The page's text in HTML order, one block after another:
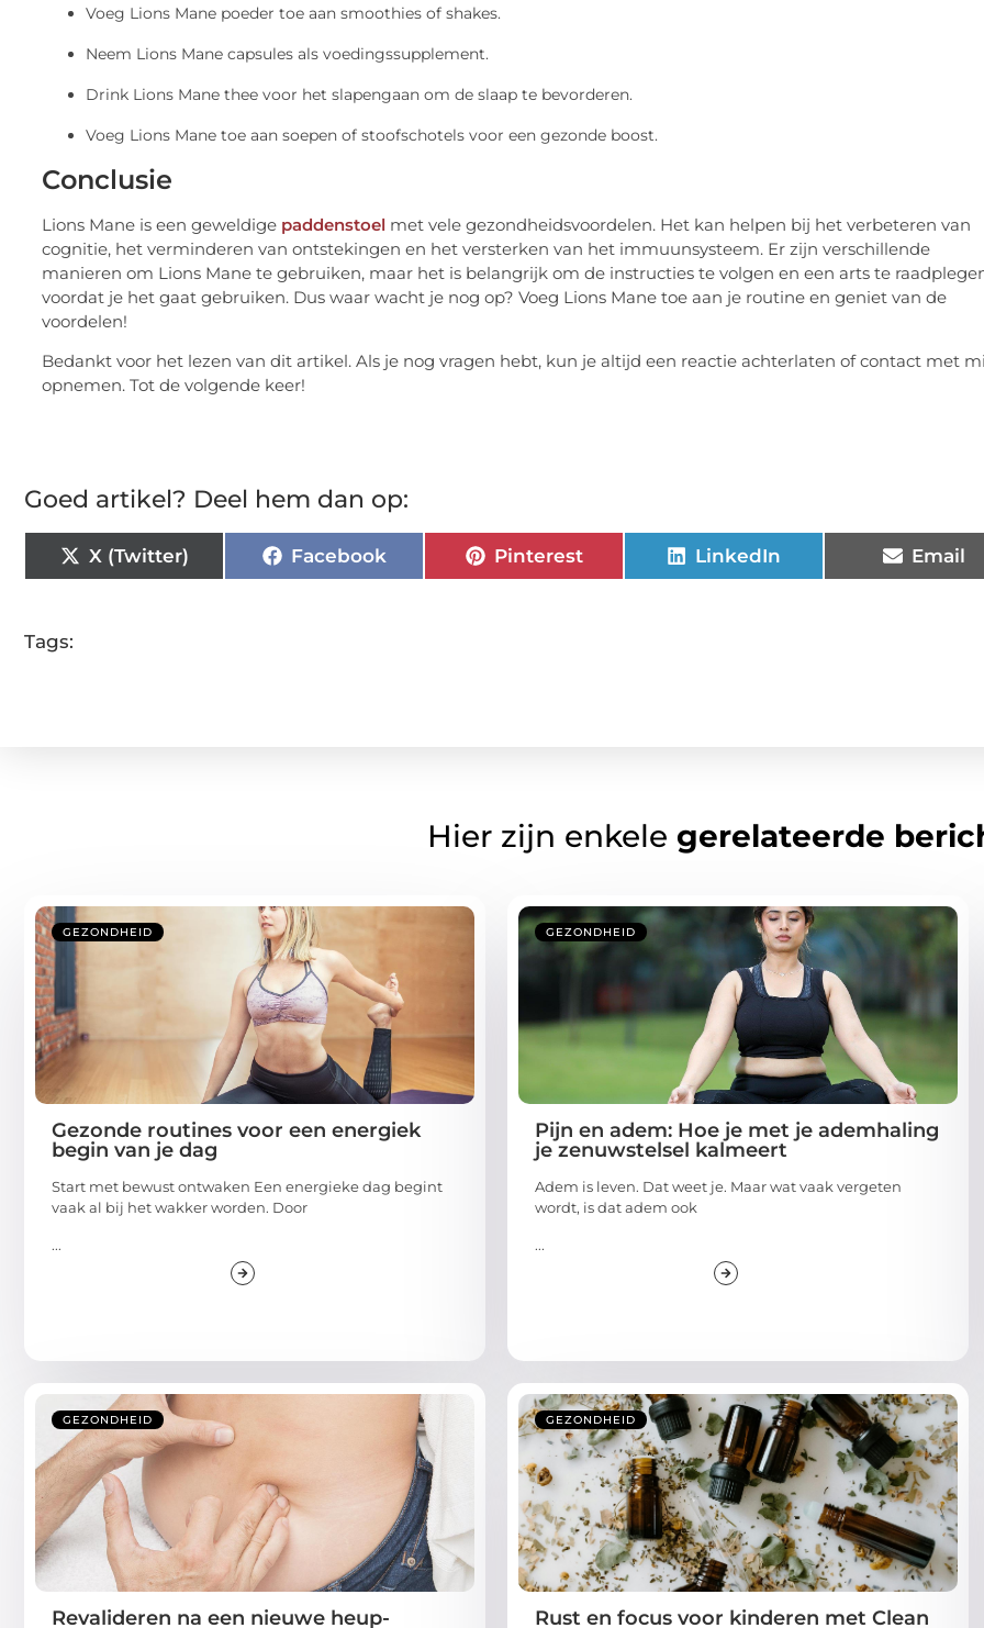
Voeg Lions Mane poeder toe aan smoothies of shakes.
Neem Lions Mane capsules als voedingssupplement.
Drink Lions Mane thee voor het slapengaan om de slaap te bevorderen.
Voeg Lions Mane toe aan soepen of stoofschotels voor een gezonde boost.
Conclusie
Lions Mane is een geweldige paddenstoel met vele gezondheidsvoordelen. Het kan helpen bij het verbeteren van
cognitie, het verminderen van ontstekingen en het versterken van het immuunsysteem. Er zijn verschillende
manieren om Lions Mane te gebruiken, maar het is belangrijk om de instructies te volgen en een arts te
voordat je het gaat gebruiken. Dus waar wacht je nog op? Voeg Lions Mane toe aan je routine en geniet van de
voordelen!
Bedankt voor het lezen van dit artikel. Als je nog vragen hebt, kun je altijd een reactie achterlaten of contact met
opnemen. Tot de volgende keer!
Goed artikel? Deel hem dan op:
X (Twitter) Facebook Pinterest LinkedIn Email
Tags:
Hier zijn enkele gerelateerde
GEZONDHEID
Gezonde routines voor een energiek
begin van je dag
Start met bewust ontwaken Een energieke dag begint
vaak al bij het wakker worden. Door
...
GEZONDHEID
Pijn en adem: Hoe je met je ademhaling
je zenuwstelsel kalmeert
Adem is leven. Dat weet je. Maar wat vaak vergeten
wordt, is dat adem ook
...
GEZONDHEID
Revalideren na een nieuwe heup-
GEZONDHEID
Rust en focus voor kinderen met Clean